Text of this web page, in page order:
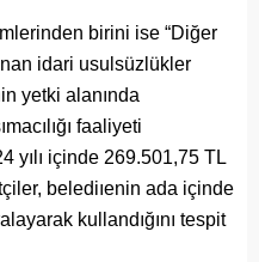
birini ise “Diğer
idari usulsüzlükler
yetki alanında
faaliyeti
yılı içinde 269.501,75 TL
belediıenin ada içinde
kullandığını tespit